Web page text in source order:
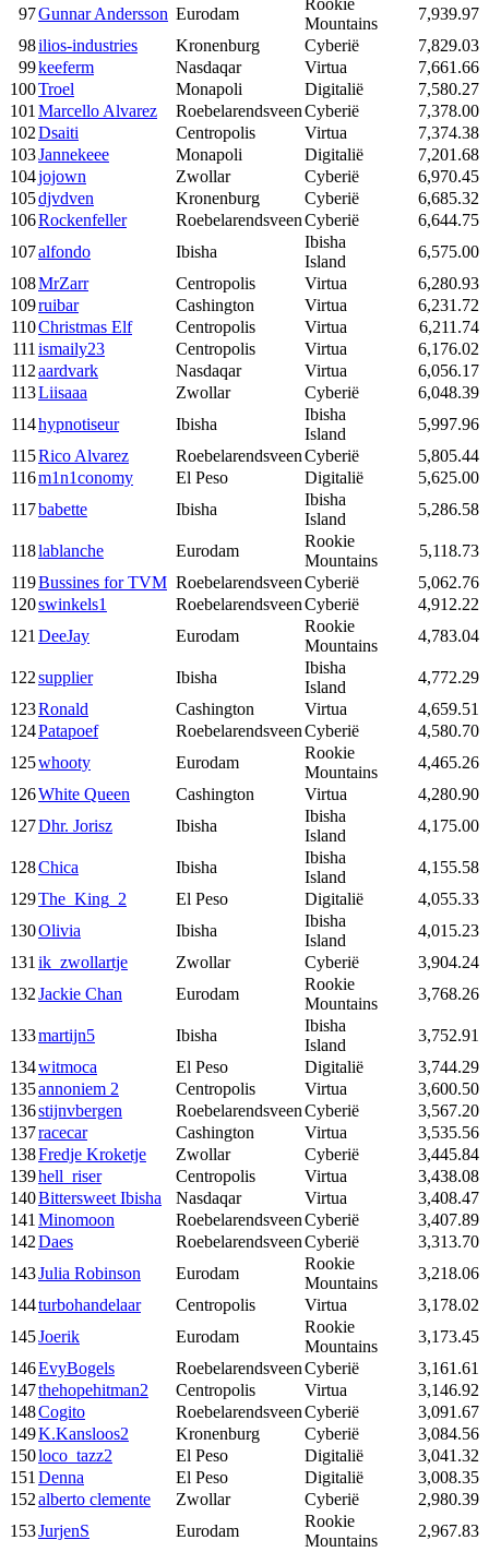
97Gunnar Andersson Eurodam
Rookie
Mountains
7,939.97
98ilios-industries Kronenburg Cyberië
7,829.03
99keeferm Nasdaqar Virtua
7,661.66
100Troel Monapoli Digitalië
7,580.27
101Marcello Alvarez RoebelarendsveenCyberië
7,378.00
102Dsaiti Centropolis Virtua
7,374.38
103Jannekeee Monapoli Digitalië
7,201.68
104jojown Zwollar Cyberië
6,970.45
105djvdven Kronenburg Cyberië
6,685.32
106Rockenfeller RoebelarendsveenCyberië
6,644.75
107alfondo Ibisha
Ibisha
Island
6,575.00
108MrZarr Centropolis Virtua
6,280.93
109ruibar Cashington Virtua
6,231.72
110Christmas Elf Centropolis Virtua
6,211.74
111ismaily23 Centropolis Virtua
6,176.02
112aardvark Nasdaqar Virtua
6,056.17
113Liisaaa Zwollar Cyberië
6,048.39
114hypnotiseur Ibisha
Ibisha
Island
5,997.96
115Rico Alvarez RoebelarendsveenCyberië
5,805.44
116m1n1conomy El Peso Digitalië
5,625.00
117babette Ibisha
Ibisha
Island
5,286.58
118lablanche Eurodam
Rookie
Mountains
5,118.73
119Bussines for TVM RoebelarendsveenCyberië
5,062.76
120swinkels1 RoebelarendsveenCyberië
4,912.22
121DeeJay Eurodam
Rookie
Mountains
4,783.04
122supplier Ibisha
Ibisha
Island
4,772.29
123Ronald Cashington Virtua
4,659.51
124Patapoef RoebelarendsveenCyberië
4,580.70
125whooty Eurodam
Rookie
Mountains
4,465.26
126White Queen Cashington Virtua
4,280.90
127Dhr. Jorisz Ibisha
Ibisha
Island
4,175.00
128Chica Ibisha
Ibisha
Island
4,155.58
129The_King_2 El Peso Digitalië
4,055.33
130Olivia Ibisha
Ibisha
Island
4,015.23
131ik_zwollartje Zwollar Cyberië
3,904.24
132Jackie Chan Eurodam
Rookie
Mountains
3,768.26
133martijn5 Ibisha
Ibisha
Island
3,752.91
134witmoca El Peso Digitalië
3,744.29
135annoniem 2 Centropolis Virtua
3,600.50
136stijnvbergen RoebelarendsveenCyberië
3,567.20
137racecar Cashington Virtua
3,535.56
138Fredje Kroketje Zwollar Cyberië
3,445.84
139hell_riser Centropolis Virtua
3,438.08
140Bittersweet Ibisha Nasdaqar Virtua
3,408.47
141Minomoon RoebelarendsveenCyberië
3,407.89
142Daes RoebelarendsveenCyberië
3,313.70
143Julia Robinson Eurodam
Rookie
Mountains
3,218.06
144turbohandelaar Centropolis Virtua
3,178.02
145Joerik Eurodam
Rookie
Mountains
3,173.45
146EvyBogels RoebelarendsveenCyberië
3,161.61
147thehopehitman2 Centropolis Virtua
3,146.92
148Cogito RoebelarendsveenCyberië
3,091.67
149K.Kansloos2 Kronenburg Cyberië
3,084.56
150loco_tazz2 El Peso Digitalië
3,041.32
151Denna El Peso Digitalië
3,008.35
152alberto clemente Zwollar Cyberië
2,980.39
153JurjenS Eurodam
Rookie
Mountains
2,967.83